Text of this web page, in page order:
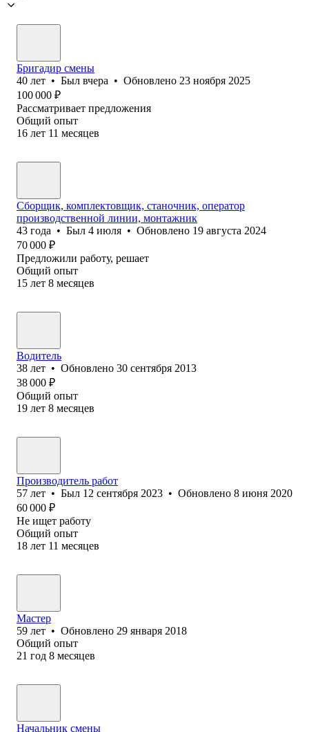
Бригадир смены
40 лет • Был вчера • Обновлено 23 ноября 2025
100 000 ₽
Рассматривает предложения
Общий опыт
16 лет 11 месяцев
Сборщик, комплектовщик, станочник, оператор
производственной линии, монтажник
43 года • Был 4 июля • Обновлено 19 августа 2024
70 000 ₽
Предложили работу, решает
Общий опыт
15 лет 8 месяцев
Водитель
38 лет • Обновлено 30 сентября 2013
38 000 ₽
Общий опыт
19 лет 8 месяцев
Производитель работ
57 лет • Был 12 сентября 2023 • Обновлено 8 июня 2020
60 000 ₽
Не ищет работу
Общий опыт
18 лет 11 месяцев
Мастер
59 лет • Обновлено 29 января 2018
Общий опыт
21 год 8 месяцев
Начальник смены